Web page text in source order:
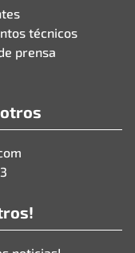
técnicos
prensa